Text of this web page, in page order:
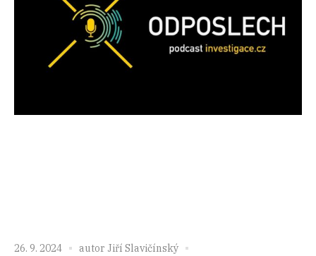
26. 9. 2024 autor Jiří Slavičínský